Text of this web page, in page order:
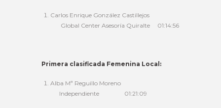
Carlos Enrique González Castillejos
Global Center Asesoría Quiralte 01:14:56
Primera clasificada Femenina Local:
Alba Mª Reguillo Moreno
Independiente 01:21:09